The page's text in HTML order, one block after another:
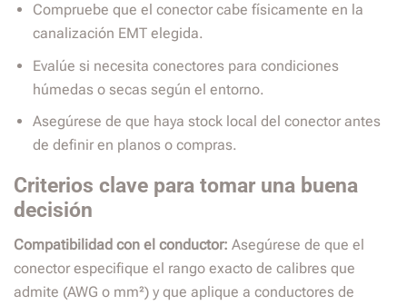
Compruebe que el conector cabe físicamente en la
canalización EMT elegida.
Evalúe si necesita conectores para condiciones
húmedas o secas según el entorno.
Asegúrese de que haya stock local del conector antes
de definir en planos o compras.
Criterios clave para tomar una buena
decisión
Compatibilidad con el conductor: Asegúrese de que el
conector especifique el rango exacto de calibres que
admite (AWG o mm²) y que aplique a conductores de